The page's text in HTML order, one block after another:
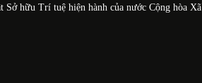
Sở hữu Trí tuệ hiện hành của nước Cộng hòa Xã